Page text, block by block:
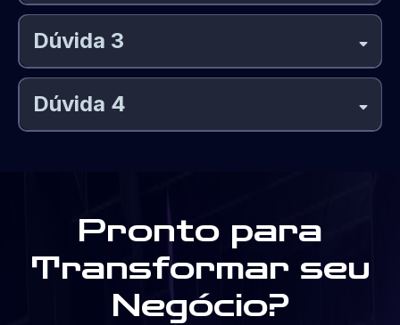
Dúvida 3
Dúvida 4
Pronto para
Transformar seu
Negócio?